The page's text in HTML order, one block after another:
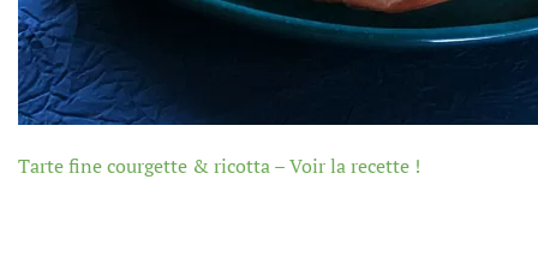
Tarte fine courgette & ricotta – Voir la recette !